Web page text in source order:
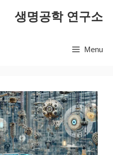
생명공학 연구소
Menu